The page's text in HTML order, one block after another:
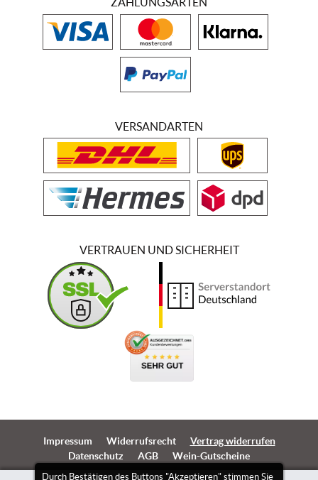
Durch Bestätigen des Buttons "Akzeptieren" stimmen Sie
VERSANDARTEN
VERTRAUEN UND SICHERHEIT
Impressum Widerrufsrecht
Vertrag widerrufen
Datenschutz
AGB Wein-Gutscheine